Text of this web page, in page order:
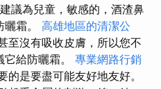
議為兒童，敏感的，酒渣鼻
霜。 高雄地區的清潔公
至沒有吸收皮膚，所以您不
給防曬霜。 專業網路行銷
是要盡可能友好地友好。